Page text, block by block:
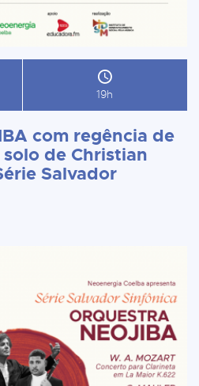
19h
com regência de
de Christian
Salvador